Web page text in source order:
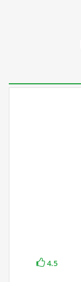
4.5